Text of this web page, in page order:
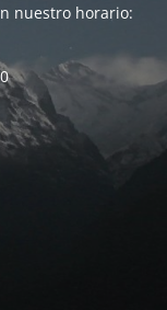
nuestro horario: